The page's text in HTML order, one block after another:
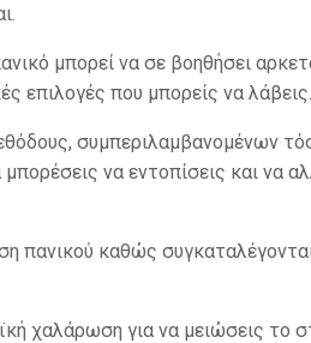
μπορεί να σε βοηθήσει
επιλογές που μπορείς να λάβεις.
συμπεριλαμβανομένων
να εντοπίσεις και να
πανικού καθώς συγκαταλέγονται
χαλάρωση για να μειώσεις το